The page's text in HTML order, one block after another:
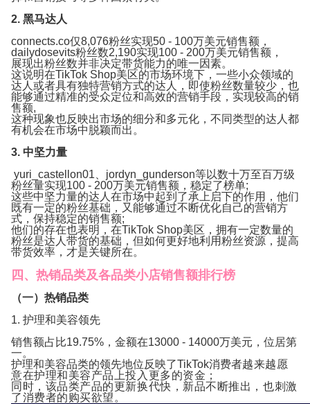
2. 黑马达人
connects.co仅8,076粉丝实现50 - 100万美元销售额，
dailydosevits粉丝数2,190实现100 - 200万美元销售额，
展现出粉丝数并非决定带货能力的唯一因素。
这说明在TikTok Shop美区的市场环境下，一些小众领域的
达人或者具有独特营销方式的达人，即使粉丝数量较少，也
能够通过精准的受众定位和高效的营销手段，实现较高的销
售额,
这种现象也反映出市场的细分和多元化，不同类型的达人都
有机会在市场中脱颖而出。
3. 中坚力量
yuri_castellon01、jordyn_gunderson等以数十万至百万级
粉丝量实现100 - 200万美元销售额，稳定了榜单;
这些中坚力量的达人在市场中起到了承上启下的作用，他们
既有一定的粉丝基础，又能够通过不断优化自己的营销方
式，保持稳定的销售额;
他们的存在也表明，在TikTok Shop美区，拥有一定数量的
粉丝是达人带货的基础，但如何更好地利用粉丝资源，提高
带货效率，才是关键所在。
四、热销品类及各品类小店销售额排行榜
（一）热销品类
1. 护理和美容领先
销售额占比19.75%，金额在13000 - 14000万美元，位居第
一。
护理和美容品类的领先地位反映了TikTok消费者越来越愿
意在护理和美容产品上投入更多的资金；
同时，该品类产品的更新换代快，新品不断推出，也刺激
了消费者的购买欲望。